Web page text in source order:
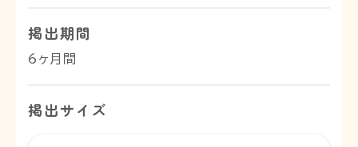
掲出期間
6ヶ月間
掲出サイズ